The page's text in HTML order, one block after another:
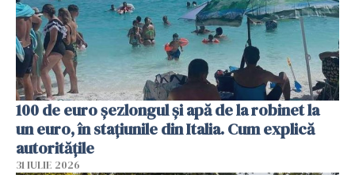
100 de euro șezlongul și apă de la robinet la
un euro, în stațiunile din Italia. Cum explică
autoritățile
31 IULIE 2026